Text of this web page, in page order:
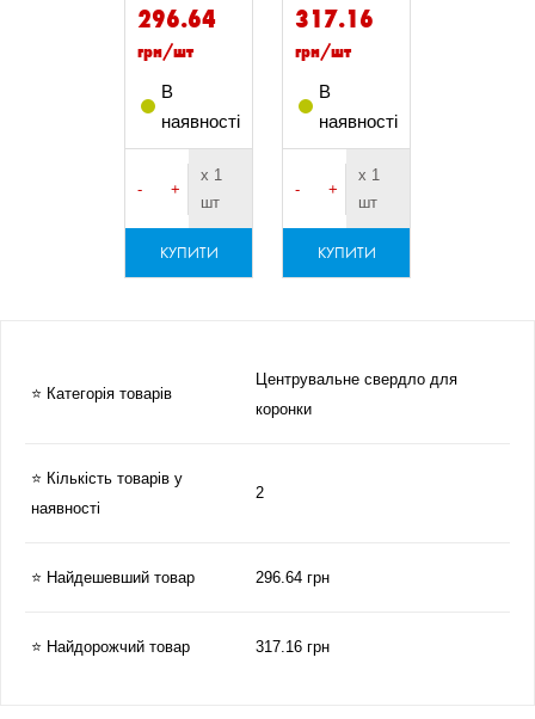
296.64
грн/шт
В
наявності
- +
х 1
шт
КУПИТИ
317.16
грн/шт
В
наявності
- +
х 1
шт
КУПИТИ
⭐ Категорія товарів
Центрувальне свердло для
коронки
⭐ Кількість товарів у
наявності
2
⭐ Найдешевший товар 296.64 грн
⭐ Найдорожчий товар 317.16 грн